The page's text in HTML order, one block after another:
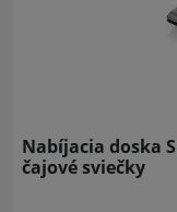
Nabíjacia doska
čajové sviečky